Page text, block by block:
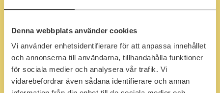
Denna webbplats använder cookies
Vi använder enhetsidentifierare för att anpassa innehållet
och annonserna till användarna, tillhandahålla funktioner
för sociala medier och analysera vår trafik. Vi
vidarebefordrar även sådana identifierare och annan